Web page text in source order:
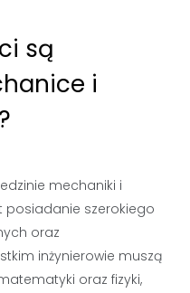
są
i
mechaniki i
posiadanie szerokiego
oraz
inżynierowie muszą
oraz fizyki,